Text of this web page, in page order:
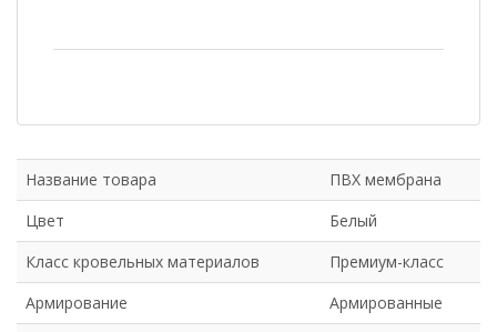
Название товара
ПВХ мембрана
Цвет
Белый
Класс кровельных материалов
Премиум-класс
Армирование
Армированные